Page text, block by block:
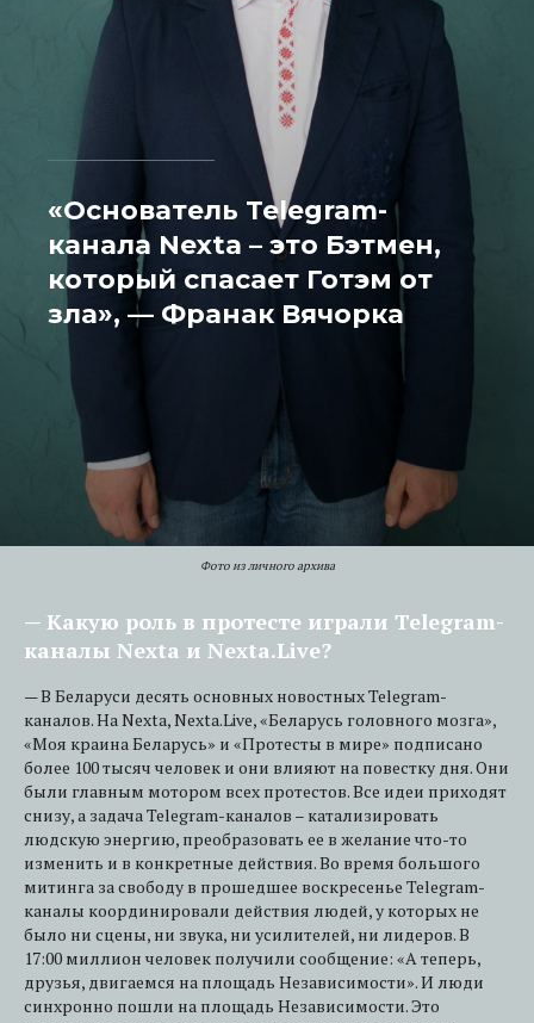
«Основатель Telegram-
канала Nexta – это Бэтмен,
который спасает Готэм от
зла», — Франак Вячорка
Фото из личного архива
— Какую роль в протесте играли Telegram-
каналы Nexta и Nexta.Live?
— В Беларуси десять основных новостных Telegram-
каналов. На Nexta, Nexta.Live, «Беларусь головного мозга»,
«Моя краина Беларусь» и «Протесты в мире» подписано
более 100 тысяч человек и они влияют на повестку дня. Они
были главным мотором всех протестов. Все идеи приходят
снизу, а задача Telegram-каналов – катализировать
людскую энергию, преобразовать ее в желание что-то
изменить и в конкретные действия. Во время большого
митинга за свободу в прошедшее воскресенье Telegram-
каналы координировали действия людей, у которых не
было ни сцены, ни звука, ни усилителей, ни лидеров. В
17:00 миллион человек получили сообщение: «А теперь,
друзья, двигаемся на площадь Независимости». И люди
синхронно пошли на площадь Независимости. Это